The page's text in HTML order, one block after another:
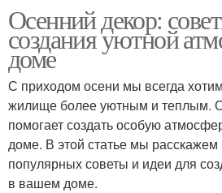
Осенний декор:
создания уютной
доме
С приходом осени мы всегда
жилище более уютным и теплым.
помогает создать особую
доме. В этой статье мы
популярных советы и идеи для
в вашем доме.